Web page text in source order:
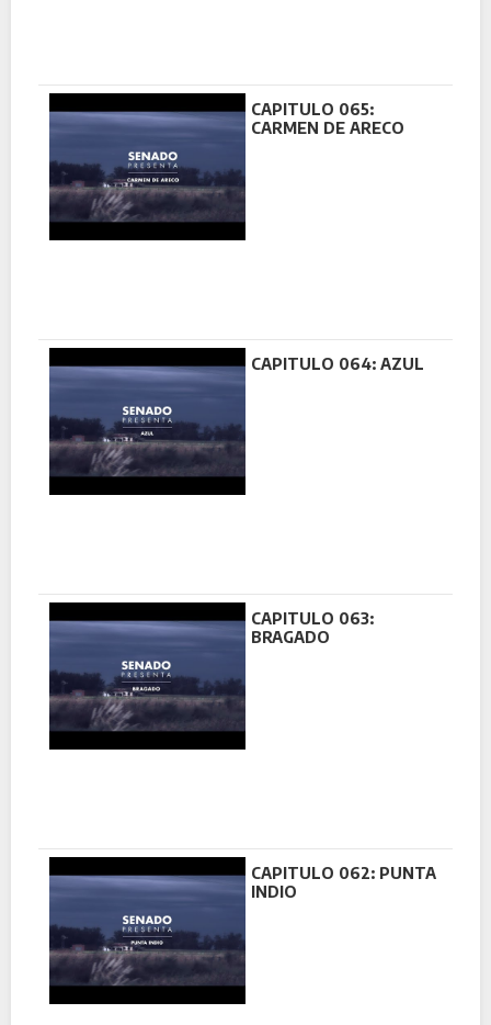
CAPITULO 065:
CARMEN DE ARECO
CAPITULO 064: AZUL
CAPITULO 063:
BRAGADO
CAPITULO 062: PUNTA
INDIO